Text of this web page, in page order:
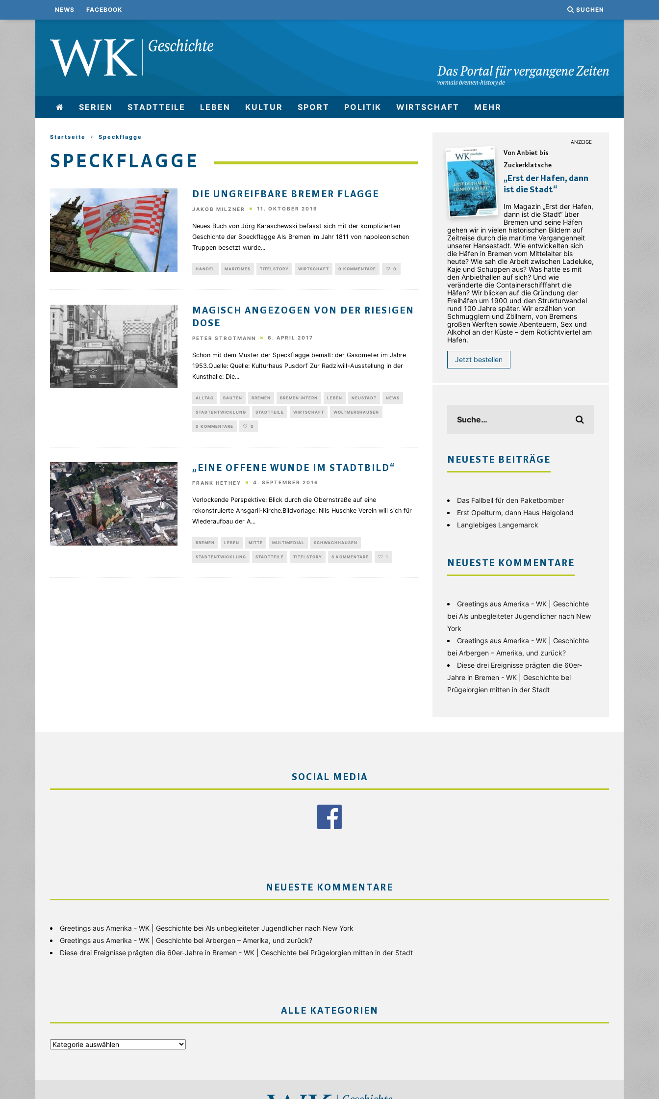
NEWS FACEBOOK SUCHEN
SERIEN STADTTEILE LEBEN KULTUR SPORT POLITIK WIRTSCHAFT MEHR
Startseite Speckflagge
SPECKFLAGGE
DIE UNGREIFBARE BREMER FLAGGE
JAKOB MILZNER 11. OKTOBER 2019
Neues Buch von Jörg Karaschewski befasst sich mit der komplizierten
Geschichte der Speckflagge Als Bremen im Jahr 1811 von napoleonischen
Truppen besetzt wurde...
HANDEL MARITIMES TITELSTORY WIRTSCHAFT 0 KOMMENTARE 0
MAGISCH ANGEZOGEN VON DER RIESIGEN
DOSE
PETER STROTMANN 6. APRIL 2017
Schon mit dem Muster der Speckflagge bemalt: der Gasometer im Jahre
1953.Quelle: Quelle: Kulturhaus Pusdorf Zur Radziwill-Ausstellung in der
Kunsthalle: Die...
ALLTAG BAUTEN BREMEN BREMEN INTERN LEBEN NEUSTADT NEWS
STADTENTWICKLUNG STADTTEILE WIRTSCHAFT WOLTMERSHAUSEN
0 KOMMENTARE 0
„EINE OFFENE WUNDE IM STADTBILD“
FRANK HETHEY 4. SEPTEMBER 2016
Verlockende Perspektive: Blick durch die Obernstraße auf eine
rekonstruierte Ansgarii-Kirche.Bildvorlage: Nils Huschke Verein will sich für
Wiederaufbau der A...
BREMEN LEBEN MITTE MULTIMEDIAL SCHWACHHAUSEN
STADTENTWICKLUNG STADTTEILE TITELSTORY 8 KOMMENTARE 1
Von Anbiet bis
Zuckerklatsche
„Erst der Hafen, dann
ist die Stadt“
Im Magazin „Erst der Hafen,
dann ist die Stadt“ über
Bremen und seine Häfen
gehen wir in vielen historischen Bildern auf
Zeitreise durch die maritime Vergangenheit
unserer Hansestadt. Wie entwickelten sich
die Häfen in Bremen vom Mittelalter bis
heute? Wie sah die Arbeit zwischen Ladeluke,
Kaje und Schuppen aus? Was hatte es mit
den Anbiethallen auf sich? Und wie
veränderte die Containerschifffahrt die
Häfen? Wir blicken auf die Gründung der
Freihäfen um 1900 und den Strukturwandel
rund 100 Jahre später. Wir erzählen von
Schmugglern und Zöllnern, von Bremens
großen Werften sowie Abenteuern, Sex und
Alkohol an der Küste – dem Rotlichtviertel am
Hafen.
Jetzt bestellen
NEUESTE BEITRÄGE
Das Fallbeil für den Paketbomber
Erst Opelturm, dann Haus Helgoland
Langlebiges Langemarck
NEUESTE KOMMENTARE
Greetings aus Amerika - WK | Geschichte
bei Als unbegleiteter Jugendlicher nach New
York
Greetings aus Amerika - WK | Geschichte
bei Arbergen – Amerika, und zurück?
Diese drei Ereignisse prägten die 60er-
Jahre in Bremen - WK | Geschichte bei
Prügelorgien mitten in der Stadt
SOCIAL MEDIA
NEUESTE KOMMENTARE
Greetings aus Amerika - WK | Geschichte bei Als unbegleiteter Jugendlicher nach New York
Greetings aus Amerika - WK | Geschichte bei Arbergen – Amerika, und zurück?
Diese drei Ereignisse prägten die 60er-Jahre in Bremen - WK | Geschichte bei Prügelorgien mitten in der Stadt
ALLE KATEGORIEN
Alle